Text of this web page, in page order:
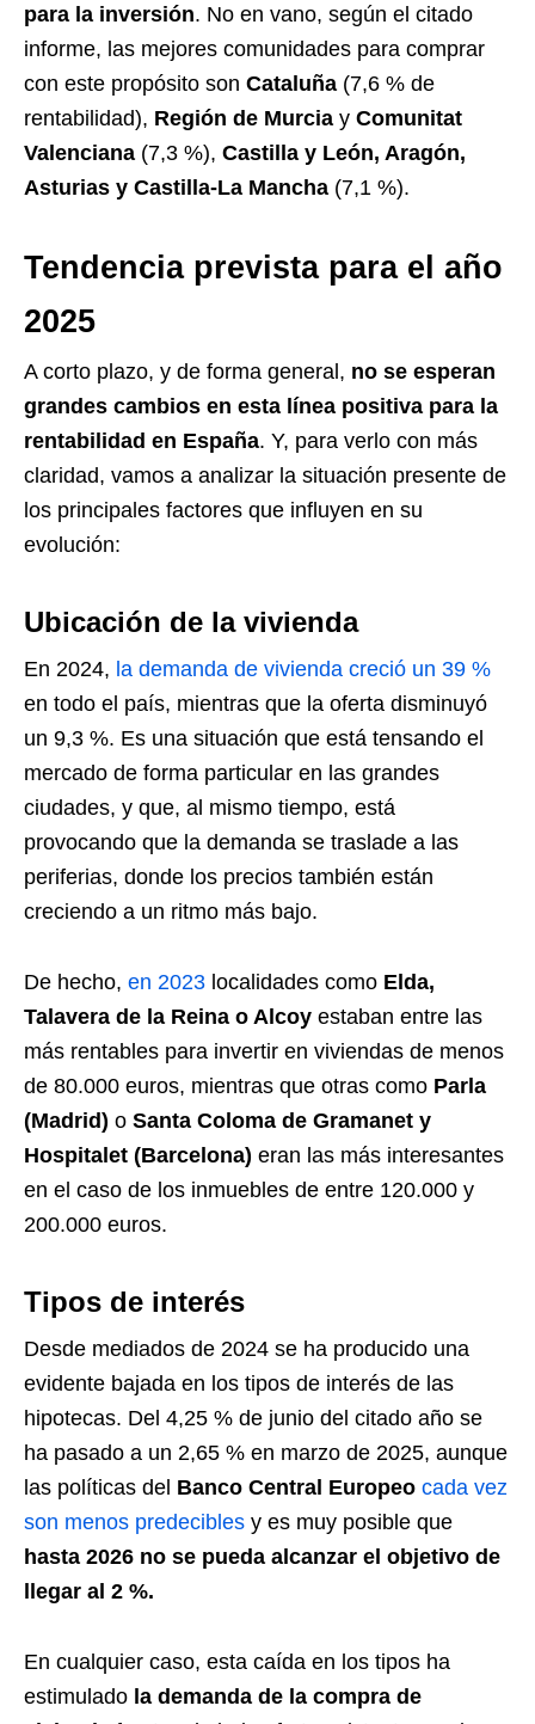
para la inversión. No en vano, según el citado
informe, las mejores comunidades para comprar
con este propósito son Cataluña (7,6 % de
rentabilidad), Región de Murcia y Comunitat
Valenciana (7,3 %), Castilla y León, Aragón,
Asturias y Castilla-La Mancha (7,1 %).
Tendencia prevista para el año
2025
A corto plazo, y de forma general, no se esperan
grandes cambios en esta línea positiva para la
rentabilidad en España. Y, para verlo con más
claridad, vamos a analizar la situación presente de
los principales factores que influyen en su
evolución:
Ubicación de la vivienda
En 2024, la demanda de vivienda creció un 39 %
en todo el país, mientras que la oferta disminuyó
un 9,3 %. Es una situación que está tensando el
mercado de forma particular en las grandes
ciudades, y que, al mismo tiempo, está
provocando que la demanda se traslade a las
periferias, donde los precios también están
creciendo a un ritmo más bajo.
De hecho, en 2023 localidades como Elda,
Talavera de la Reina o Alcoy estaban entre las
más rentables para invertir en viviendas de menos
de 80.000 euros, mientras que otras como Parla
(Madrid) o Santa Coloma de Gramanet y
Hospitalet (Barcelona) eran las más interesantes
en el caso de los inmuebles de entre 120.000 y
200.000 euros.
Tipos de interés
Desde mediados de 2024 se ha producido una
evidente bajada en los tipos de interés de las
hipotecas. Del 4,25 % de junio del citado año se
ha pasado a un 2,65 % en marzo de 2025, aunque
las políticas del Banco Central Europeo cada vez
son menos predecibles y es muy posible que
hasta 2026 no se pueda alcanzar el objetivo de
llegar al 2 %.
En cualquier caso, esta caída en los tipos ha
estimulado la demanda de la compra de